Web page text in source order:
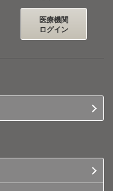
医療機関
ログイン